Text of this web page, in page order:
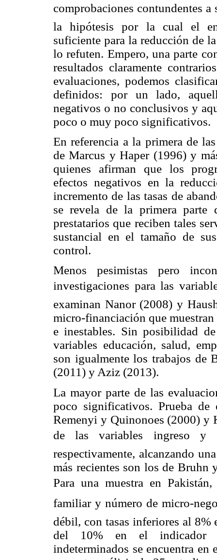
comprobaciones contundentes
la hipótesis por la cual el
suficiente para la reducción de
lo refuten. Empero, una parte
resultados claramente
evaluaciones, podemos
definidos: por un lado,
negativos o no conclusivos y
poco o muy poco significativos.
En referencia a la primera de
de Marcus y Haper (1996) y
quienes afirman que los
efectos negativos en la
incremento de las tasas de
se revela de la primera parte
prestatarios que reciben tales
sustancial en el tamaño de
control.
Menos pesimistas pero
investigaciones para las
examinan Nanor (2008) y
micro-financiación que
e inestables. Sin posibilidad
variables educación, salud,
son igualmente los trabajos de
(2011) y Aziz (2013).
La mayor parte de las
poco significativos. Prueba
Remenyi y Quinonoes (2000) y
de las variables ingreso
respectivamente, alcanzando
más recientes son los de
Para una muestra en
familiar y número de micro-
débil, con tasas inferiores al 8%
del 10% en el indicador
indeterminados se encuentra